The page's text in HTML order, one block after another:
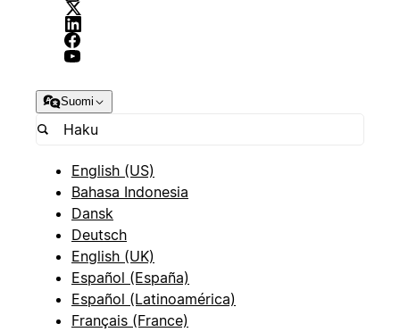
Suomi
English (US)
Bahasa Indonesia
Dansk
Deutsch
English (UK)
Español (España)
Español (Latinoamérica)
Français (France)